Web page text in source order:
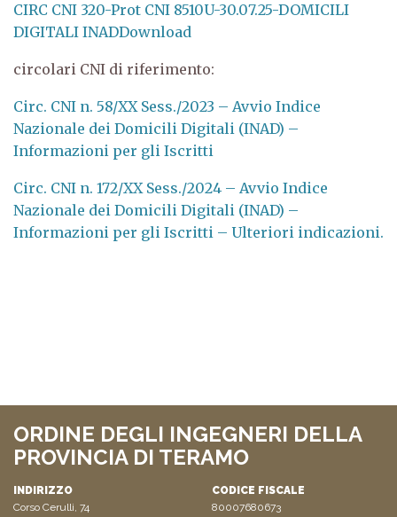
CIRC CNI 320-Prot CNI 8510U-30.07.25-DOMICILI
DIGITALI INADDownload
circolari CNI di riferimento:
Circ. CNI n. 58/XX Sess./2023 – Avvio Indice
Nazionale dei Domicili Digitali (INAD) –
Informazioni per gli Iscritti
Circ. CNI n. 172/XX Sess./2024 – Avvio Indice
Nazionale dei Domicili Digitali (INAD) –
Informazioni per gli Iscritti – Ulteriori indicazioni.
ORDINE DEGLI INGEGNERI DELLA
PROVINCIA DI TERAMO
INDIRIZZO
Corso Cerulli, 74
CODICE FISCALE
80007680673